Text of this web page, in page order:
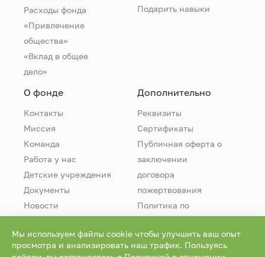
Расходы фонда
«Привлечение
общества»
«Вклад в общее
дело»
Подарить навыки
О фонде
Контакты
Миссия
Команда
Работа у нас
Детские учреждения
Документы
Новости
Дополнительно
Реквизиты
Сертификаты
Публичная оферта о
заключении
договора
пожертвования
Политика по
персональных
данных
Мы используем файлы cookie чтобы улучшить ваш опыт
просмотра и анализировать наш трафик. Пользуясь